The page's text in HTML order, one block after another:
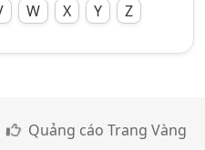
W X Y Z
Quảng cáo Trang Vàng